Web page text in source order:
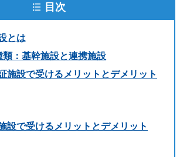
目次
とは
類：基幹施設と連携施設
施設で受けるメリットとデメリット
設で受けるメリットとデメリット